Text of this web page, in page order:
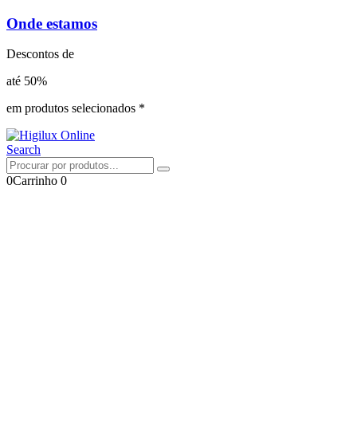
Onde estamos
Descontos de
até 50%
em produtos selecionados *
Search
0Carrinho 0